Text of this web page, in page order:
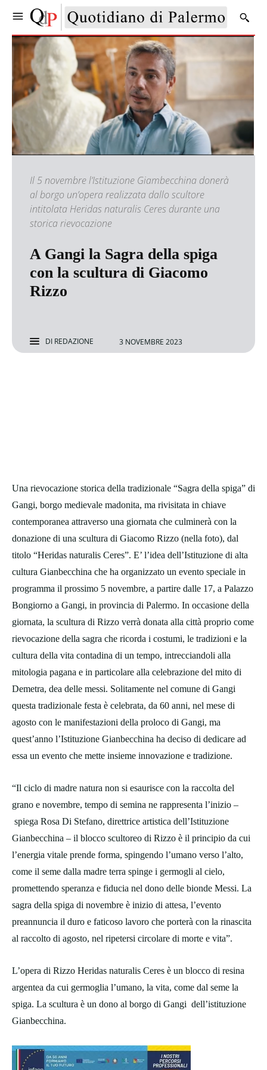
Il 5 novembre l’Istituzione Giambecchina donerà
al borgo un’opera realizzata dallo scultore
intitolata Heridas naturalis Ceres durante una
storica rievocazione
A Gangi la Sagra della spiga
con la scultura di Giacomo
Rizzo
DI REDAZIONE 3 NOVEMBRE 2023
Una rievocazione storica della tradizionale “Sagra della spiga” di
Gangi, borgo medievale madonita, ma rivisitata in chiave
contemporanea attraverso una giornata che culminerà con la
donazione di una scultura di Giacomo Rizzo (nella foto), dal
titolo “Heridas naturalis Ceres”. E’ l’idea dell’Istituzione di alta
cultura Gianbecchina che ha organizzato un evento speciale in
programma il prossimo 5 novembre, a partire dalle 17, a Palazzo
Bongiorno a Gangi, in provincia di Palermo. In occasione della
giornata, la scultura di Rizzo verrà donata alla città proprio come
rievocazione della sagra che ricorda i costumi, le tradizioni e la
cultura della vita contadina di un tempo, intrecciandoli alla
mitologia pagana e in particolare alla celebrazione del mito di
Demetra, dea delle messi. Solitamente nel comune di Gangi
questa tradizionale festa è celebrata, da 60 anni, nel mese di
agosto con le manifestazioni della proloco di Gangi, ma
quest’anno l’Istituzione Gianbecchina ha deciso di dedicare ad
essa un evento che mette insieme innovazione e tradizione.
“Il ciclo di madre natura non si esaurisce con la raccolta del
grano e novembre, tempo di semina ne rappresenta l’inizio –
spiega Rosa Di Stefano, direttrice artistica dell’Istituzione
Gianbecchina – il blocco scultoreo di Rizzo è il principio da cui
l’energia vitale prende forma, spingendo l’umano verso l’alto,
come il seme dalla madre terra spinge i germogli al cielo,
promettendo speranza e fiducia nel dono delle bionde Messi. La
sagra della spiga di novembre è inizio di attesa, l’evento
preannuncia il duro e faticoso lavoro che porterà con la rinascita
al raccolto di agosto, nel ripetersi circolare di morte e vita”.
L’opera di Rizzo Heridas naturalis Ceres è un blocco di resina
argentea da cui germoglia l’umano, la vita, come dal seme la
spiga. La scultura è un dono al borgo di Gangi dell’istituzione
Gianbecchina.